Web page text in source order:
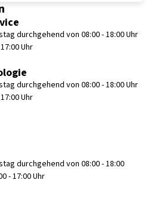
durchgehend von 08:00 - 18:00 Uhr
Uhr
durchgehend von 08:00 - 18:00 Uhr
Uhr
durchgehend von 08:00 - 18:00
- 17:00 Uhr